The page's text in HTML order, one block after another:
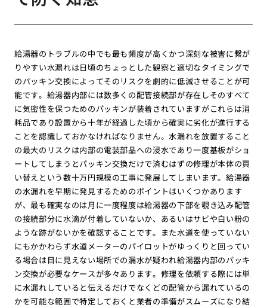
給湯器のトラブルの中でも最も頻度が高くかつ深刻な被害に繋が
りやすい水漏れは日頃のちょっとした観察と適切なタイミングで
のパッキン交換によってそのリスクを劇的に低減させることが可
能です。給湯器内部には数多くの配管接続部が存在しそのすべて
に気密性を保つためのパッキンが装着されていますがこれらは消
耗品であり設置から十年が経過した頃から確実に劣化が進行する
ことを認識しておかなければなりません。水漏れを放置すること
の最大のリスクは内部の電装部品への浸水であり一度基板がショ
ートしてしまうとパッキン交換だけで済むはずの修理が本体の買
い替えという数十万円規模の工事に発展してしまいます。給湯器
の水漏れを早期に発見するためのポイントはいくつかあります
が、最も確実なのは月に一度程度は給湯器の下部を覗き込み配管
の接続部分に水滴が付着していないか、あるいはサビや白い粉の
ような跡がないかを確認することです。また水道を使っていない
にもかかわらず水道メーターのパイロットがゆっくりと回ってい
る場合は目に見えない場所での漏水が疑われ給湯器内部のパッキ
ン交換が必要なケースが多々あります。修理を依頼する際には単
に水漏れしていると伝えるだけでなくどの配管から漏れているの
かを可能な範囲で特定しておくと業者の準備がスムーズになり結